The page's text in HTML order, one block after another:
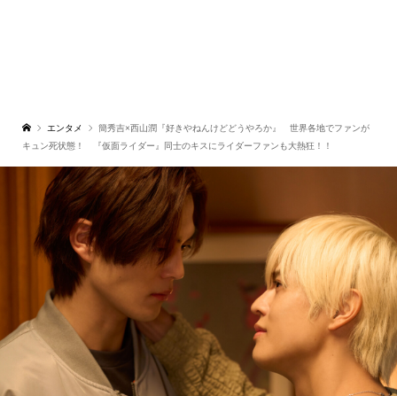
エンタメ
簡秀吉×西山潤『好きやねんけどどうやろか』 世界各地でファンが
キュン死状態！ 『仮面ライダー』同士のキスにライダーファンも大熱狂！！